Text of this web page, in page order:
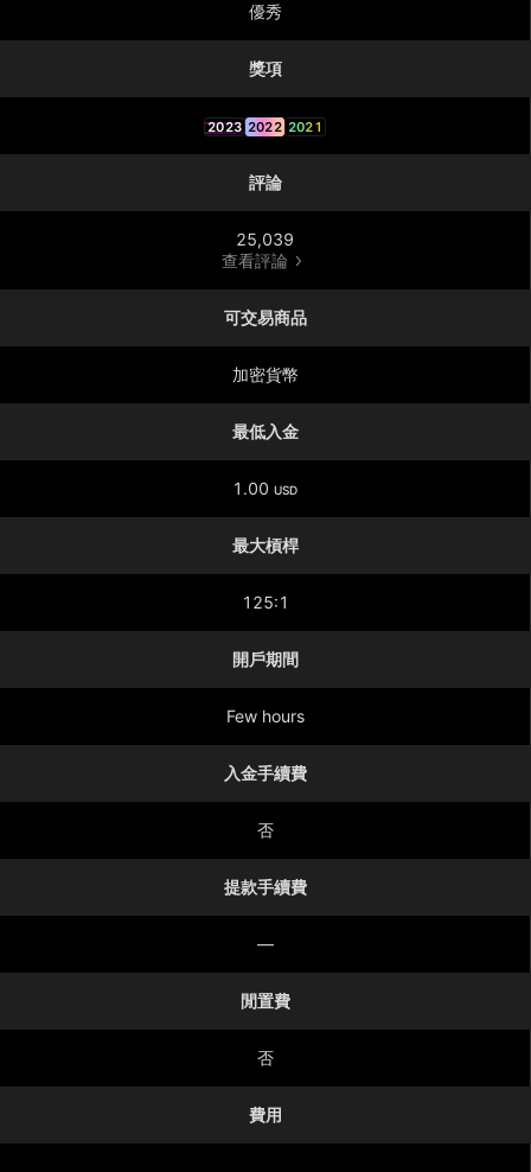
優秀
獎項
2023 2022 2021
評論
25,039
查看評論
可交易商品
加密貨幣
最低入金
1.00 USD
最大槓桿
125:1
開戶期間
Few hours
入金手續費
否
提款手續費
—
閒置費
否
費用